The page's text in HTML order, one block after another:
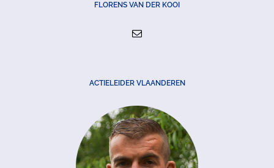
FLORENS VAN DER KOOI
ACTIELEIDER VLAANDEREN